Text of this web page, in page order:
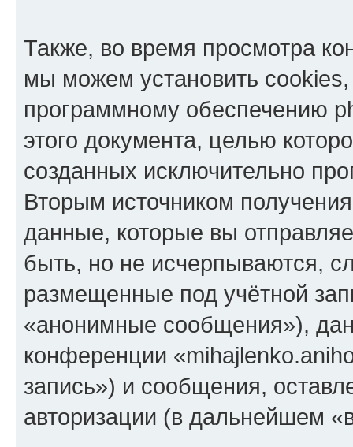
Также, во время просмотра
мы можем установить
программному обеспечению
этого документа, целью
созданных исключительно
Вторым источником
данные, которые вы
быть, но не исчерпываются,
размещенные под учётной
«анонимные сообщения»),
конференции
запись») и сообщения,
авторизации (в дальнейшем